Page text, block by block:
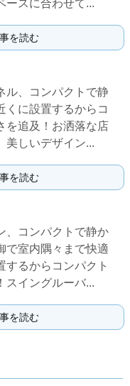
ースに合わせて...
を読む
ル、コンパクトで静
くに設置するからコ
を追及！お洒落な店
美しいデザイン...
を読む
、コンパクトで静か
で室内隅々まで快適
するからコンパクト
スイングルーバ...
を読む